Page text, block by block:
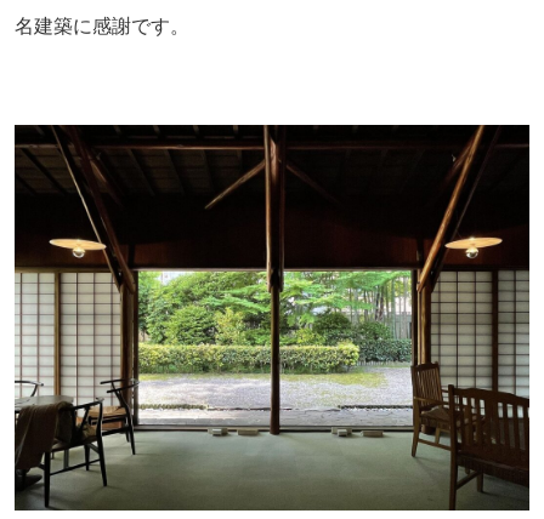
名建築に感謝です。